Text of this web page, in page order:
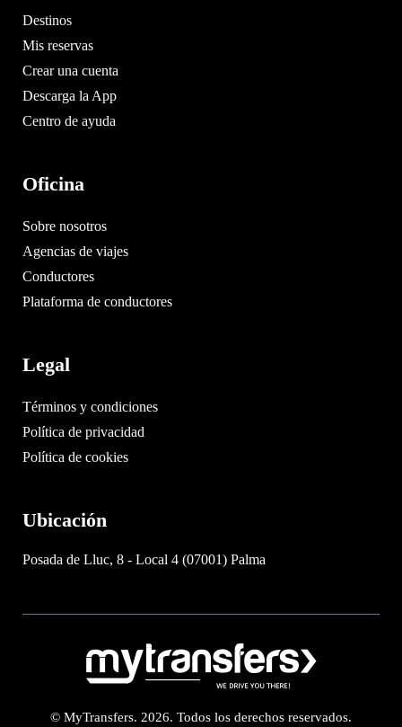
Destinos
Mis reservas
Crear una cuenta
Descarga la App
Centro de ayuda
Oficina
Sobre nosotros
Agencias de viajes
Conductores
Plataforma de conductores
Legal
Términos y condiciones
Política de privacidad
Política de cookies
Ubicación
Posada de Lluc, 8 - Local 4 (07001) Palma
© MyTransfers. 2026. Todos los derechos reservados.